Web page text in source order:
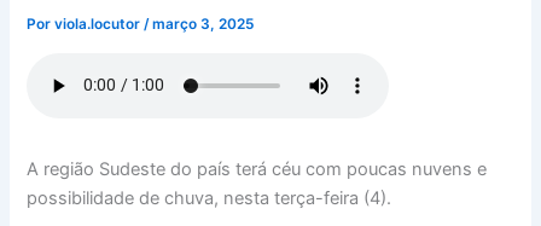
Porviola.locutor/março 3, 2025
A região Sudeste do país terá céu com poucas nuvens e
possibilidade de chuva, nesta terça-feira (4).